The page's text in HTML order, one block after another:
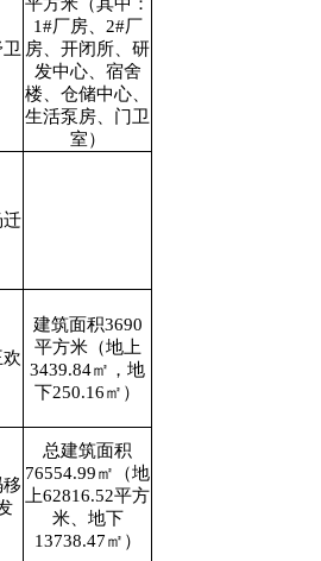
1#厂房、2#厂
房、开闭所、研
发中心、宿舍
楼、仓储中心、
生活泵房、门卫
室）
迁
欢
建筑面积3690
平方米（地上
3439.84㎡，地
下250.16㎡）
移
总建筑面积
76554.99㎡（地
上62816.52平方
米、地下
13738.47㎡）